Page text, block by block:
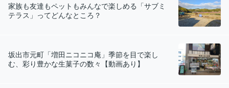
家族も友達もペットもみんなで楽しめる「サブミ
テラス」ってどんなところ？
坂出市元町「増田ニコニコ庵」季節を目で楽し
む、彩り豊かな生菓子の数々【動画あり】